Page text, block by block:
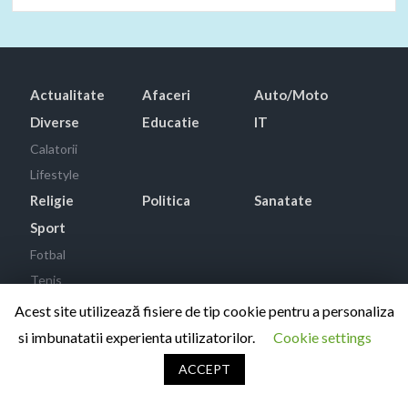
Actualitate Afaceri
Auto/Moto
Diverse
Calatorii
Lifestyle
Educatie IT
Religie Politica
Sanatate
Sport
Fotbal
Tenis
Proudly powered by WordPress |Theme: TimesNews|By
ThemeSpiral.com
Acest site utilizează fisiere de tip cookie pentru a personaliza
si imbunatatii experienta utilizatorilor.
Cookie settings
ACCEPT